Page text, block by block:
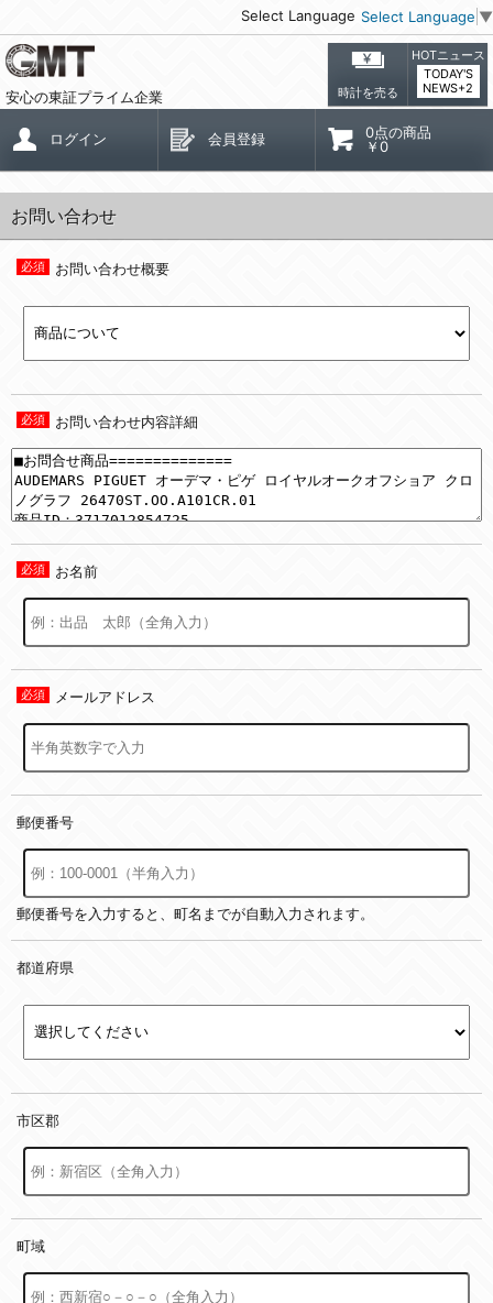
Select Language Select Language ▼
安心の東証プライム企業 時計を売る
HOTニュース
TODAY'S
NEWS+2
ログイン 会員登録
0点の商品
￥0
お問い合わせ
お問い合わせ概要
お問い合わせ内容詳細
お名前
メールアドレス
郵便番号
郵便番号を入力すると、町名までが自動入力されます。
都道府県
市区郡
町域